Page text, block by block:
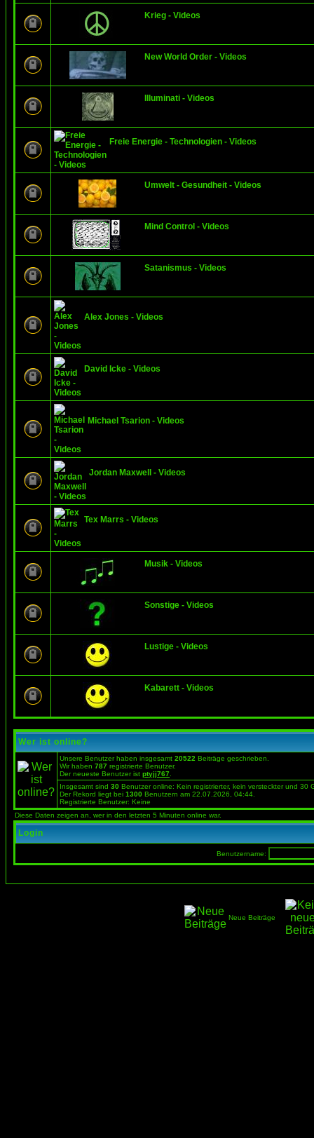
Krieg - Videos
New World Order - Videos
Illuminati - Videos
Freie Energie - Technologien - Videos
Umwelt - Gesundheit - Videos
Mind Control - Videos
Satanismus - Videos
Alex Jones - Videos
David Icke - Videos
Michael Tsarion - Videos
Jordan Maxwell - Videos
Tex Marrs - Videos
Musik - Videos
Sonstige - Videos
Lustige - Videos
Kabarett - Videos
Wer ist online?
Unsere Benutzer haben insgesamt 20522 Beiträge geschrieben.
Wir haben 787 registrierte Benutzer.
Der neueste Benutzer ist ptyjj767
Insgesamt sind 30 Benutzer online: Kein registrierter, kein versteckter und
Der Rekord liegt bei 1300 Benutzern am 22.07.2026, 04:44.
Registrierte Benutzer: Keine
Diese Daten zeigen an, wer in den letzten 5 Minuten online war.
Login
Benutzername:
Neue Beiträge